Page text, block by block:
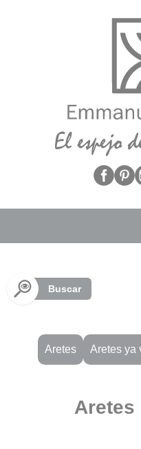
Buscar
Aretes Aretes ya
Aretes